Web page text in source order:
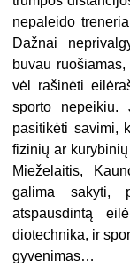
nepaleido
Dažnai
buvau
vėl rašinėti
sporto nepeikiu.
pasitikėti savimi,
fizinių ar
Mieželaitis,
galima sakyti,
atspausdintą
diotechnika, ir
gyvenimas…